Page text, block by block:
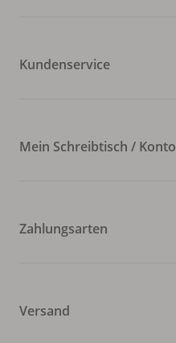
Kundenservice
Mein Schreibtisch / Konto
Zahlungsarten
Versand